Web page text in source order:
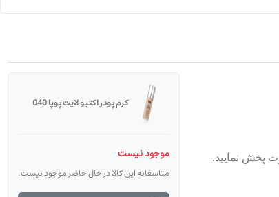
پخش نمایید.
کرم پودر اکتیو لایت پوپا 040
موجود نیست
متاسفانه این کالا در حال حاضر موجود نیست.